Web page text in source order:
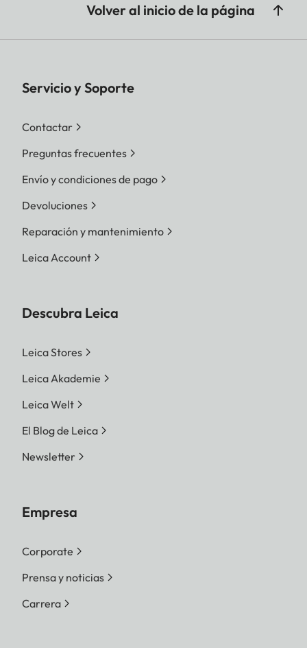
Volver al inicio de la página
Servicio y Soporte
Contactar
Preguntas frecuentes
Envío y condiciones de pago
Devoluciones
Reparación y mantenimiento
Leica Account
Descubra Leica
Leica Stores
Leica Akademie
Leica Welt
El Blog de Leica
Newsletter
Empresa
Corporate
Prensa y noticias
Carrera